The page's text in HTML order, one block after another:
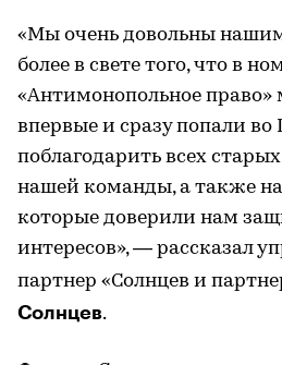
«Мы очень довольны
более в свете того, что в
«Антимонопольное право»
впервые и сразу попали во
поблагодарить всех
нашей команды, а также
которые доверили нам
интересов», — рассказал
партнер «Солнцев и
Солнцев.